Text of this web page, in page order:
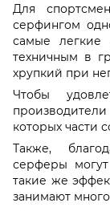
Для
серфингом
самые
техничным в
хрупкий при
Чтобы
которых части
Также,
серферы
такие же
занимают